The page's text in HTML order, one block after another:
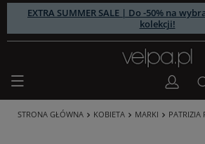
EXTRA SUMMER SALE | Do -50% na
kolekcji!
STRONA GŁÓWNA KOBIETA MARKI PATRIZIA